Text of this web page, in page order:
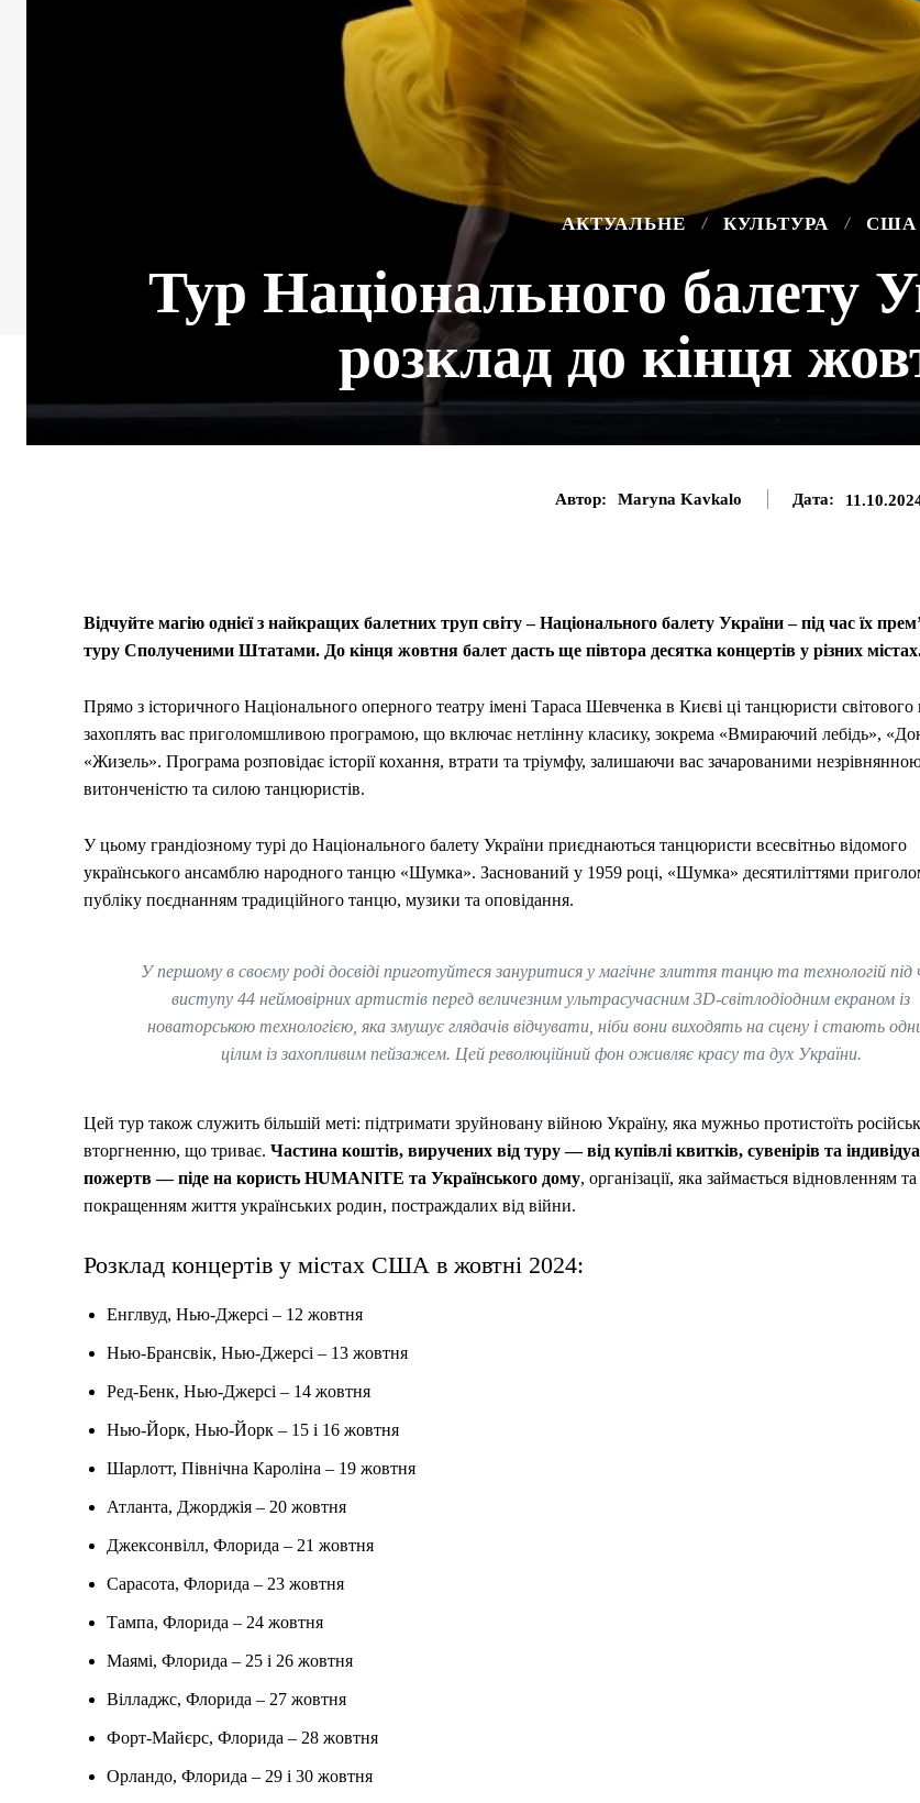
АКТУАЛЬНЕ КУЛЬТУРА США
Тур Національного
розклад до кінця
Автор: Maryna Kavkalo Дата:
Відчуйте магію однієї з найкращих балетних труп світу – Національного балету України – під час їх
туру Сполученими Штатами. До кінця жовтня балет дасть ще півтора десятка концертів у різних
Прямо з історичного Національного оперного театру імені Тараса Шевченка в Києві ці танцюристи світового
захоплять вас приголомшливою програмою, що включає нетлінну класику, зокрема «Вмираючий лебідь»,
«Жизель». Програма розповідає історії кохання, втрати та тріумфу, залишаючи вас зачарованими
витонченістю та силою танцюристів.
У цьому грандіозному турі до Національного балету України приєднаються танцюристи всесвітньо відомого
українського ансамблю народного танцю «Шумка». Заснований у 1959 році, «Шумка» десятиліттями
публіку поєднанням традиційного танцю, музики та оповідання.
У першому в своєму роді досвіді приготуйтеся зануритися у магічне злиття танцю та технологій під
виступу 44 неймовірних артистів перед величезним ультрасучасним 3D-світлодіодним екраном із
новаторською технологією, яка змушує глядачів відчувати, ніби вони виходять на сцену і стають
цілим із захопливим пейзажем. Цей революційний фон оживляє красу та дух України.
Цей тур також служить більшій меті: підтримати зруйновану війною Україну, яка мужньо протистоїть
вторгненню, що триває. Частина коштів, виручених від туру — від купівлі квитків, сувенірів та
пожертв — піде на користь HUMANITE та Українського дому, організації, яка займається відновленням та
покращенням життя українських родин, постраждалих від війни.
Розклад концертів у містах США в жовтні 2024:
Енглвуд, Нью-Джерсі – 12 жовтня
Нью-Брансвік, Нью-Джерсі – 13 жовтня
Ред-Бенк, Нью-Джерсі – 14 жовтня
Нью-Йорк, Нью-Йорк – 15 і 16 жовтня
Шарлотт, Північна Кароліна – 19 жовтня
Атланта, Джорджія – 20 жовтня
Джексонвілл, Флорида – 21 жовтня
Сарасота, Флорида – 23 жовтня
Тампа, Флорида – 24 жовтня
Маямі, Флорида – 25 і 26 жовтня
Вілладжс, Флорида – 27 жовтня
Форт-Майєрс, Флорида – 28 жовтня
Орландо, Флорида – 29 і 30 жовтня